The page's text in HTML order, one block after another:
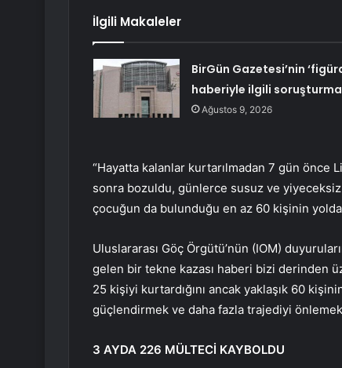
İlgili Makaleler
BirGün Gazetesi’nin
haberiyle ilgili soruşturma
Ağustos 9, 2026
“Hayatta kalanlar kurtarılmadan 7 gün önce
sonra bozuldu, günlerce susuz ve yiyeceksiz
çocuğun da bulunduğu en az 60 kişinin
Uluslararası Göç Örgütü’nün (IOM)
gelen bir tekne kazası haberi bizi derinden
25 kişiyi kurtardığını ancak yaklaşık 60
güçlendirmek ve daha fazla trajediyi
3 AYDA 226 MÜLTECİ KAYBOLDU